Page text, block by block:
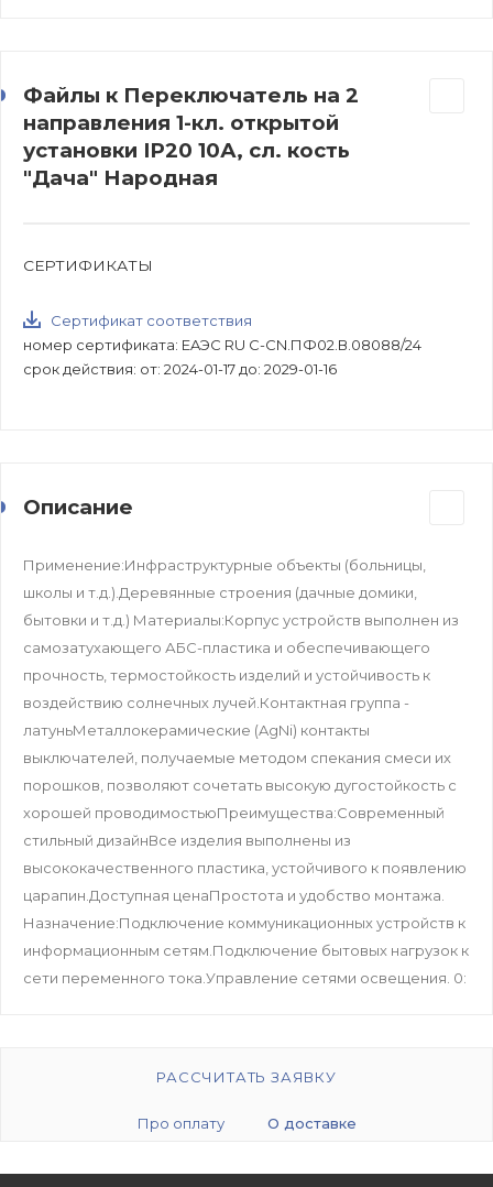
Файлы к Переключатель на 2
направления 1-кл. открытой
установки IP20 10А, сл. кость
"Дача" Народная
СЕРТИФИКАТЫ
Сертификат соответствия
номер сертификата: EAЭС RU C-CN.ПФ02.В.08088/24
срок действия: от: 2024-01-17 до: 2029-01-16
Описание
Применение:Инфраструктурные объекты (больницы,
школы и т.д.).Деревянные строения (дачные домики,
бытовки и т.д.) Материалы:Корпус устройств выполнен из
самозатухающего АБС-пластика и обеспечивающего
прочность, термостойкость изделий и устойчивость к
воздействию солнечных лучей.Контактная группа -
латуньМеталлокерамические (AgNi) контакты
выключателей, получаемые методом спекания смеси их
порошков, позволяют сочетать высокую дугостойкость с
хорошей проводимостьюПреимущества:Современный
стильный дизайнВсе изделия выполнены из
высококачественного пластика, устойчивого к появлению
царапин.Доступная ценаПростота и удобство монтажа.
Назначение:Подключение коммуникационных устройств к
информационным сетям.Подключение бытовых нагрузок к
сети переменного тока.Управление сетями освещения. 0:
РАССЧИТАТЬ ЗАЯВКУ
Про оплату О доставке